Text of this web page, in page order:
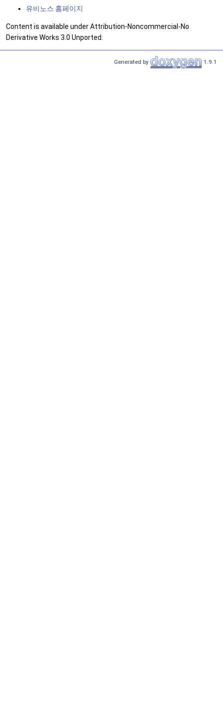
유비노스 홈페이지
Content is available under Attribution-Noncommercial-No
Derivative Works 3.0 Unported.
Generated by 1.9.1